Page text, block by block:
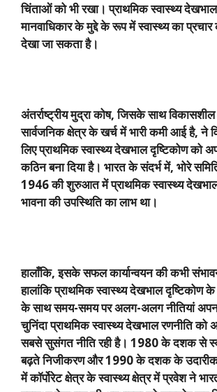
चिंताओं को भी रखा। प्राथमिक स्वास्थ्य
मानवाधिकार के मुद्दे के रूप में स्वास्थ्य का
देखा जा सकता है।
अंतर्राष्ट्रीय मुद्रा कोष,जिसके साथ विकासशील
सार्वजनिक क्षेत्र के खर्च में भारी कमी आई है,ने
लिए प्राथमिक स्वास्थ्य देखभाल दृष्टिकोण को
कठिन बना दिया है। भारत के संदर्भ में, भोरे
1946की शुरुआत में प्राथमिक स्वास्थ्य
भावना की उपस्थिति का लाभ था।
हालाँकि,इसके सफल कार्यान्वयन की कभी
हालांकि प्राथमिक स्वास्थ्य देखभाल दृष्टिकोण
के साथ समय-समय पर अलग-अलग नीतियां
चुनिंदा प्राथमिक स्वास्थ्य देखभाल रणनीति को
सबसे सुसंगत नीति रही है। 1980के दशक से
बढ़ते निजीकरण और1990के दशक के
में कॉर्पोरेट क्षेत्र के स्वास्थ्य क्षेत्र में प्रवेश ने